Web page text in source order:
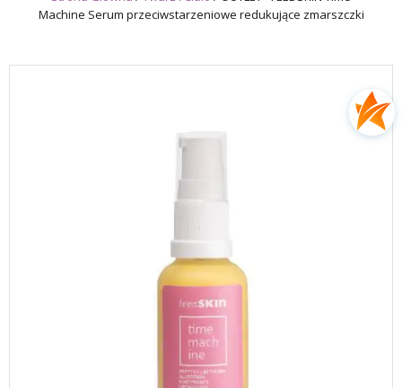
Machine Serum przeciwstarzeniowe redukujące zmarszczki